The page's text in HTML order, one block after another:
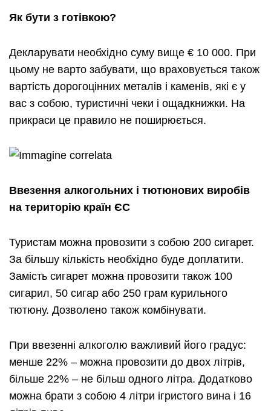
Як бути з готівкою?
Декларувати необхідно суму вище € 10 000. При
цьому не варто забувати, що враховується також
вартість дорогоцінних металів і каменів, які є у
вас з собою, туристичні чеки і ощадкнижки. На
прикраси це правило не поширюється.
Ввезення алкогольних і тютюнових виробів
на територію країн ЄС
Туристам можна провозити з собою 200 сигарет.
За більшу кількість необхідно буде доплатити.
Замість сигарет можна провозити також 100
сигарил, 50 сигар або 250 грам курильного
тютюну. Дозволено також комбінувати.
При ввезенні алкоголю важливий його градус:
менше 22% – можна провозити до двох літрів,
більше 22% – не більш одного літра. Додатково
можна брати з собою 4 літри ігристого вина і 16